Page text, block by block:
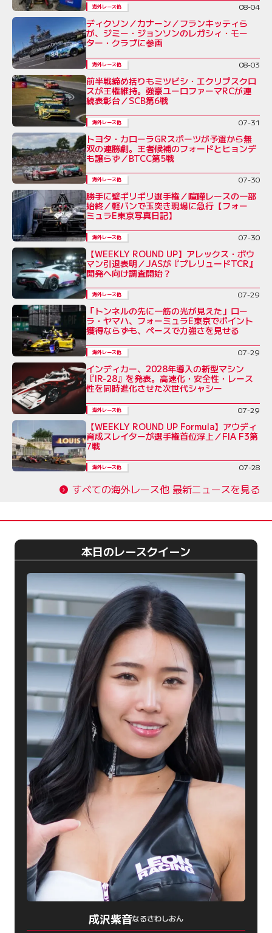
海外レース他 08-04
ディクソン／カナーン／フランキッティら
が、ジミー・ジョンソンのレガシィ・モー
ター・クラブに参画
海外レース他 08-03
前半戦締め括りもミツビシ・エクリプスクロ
スが王権維持。強豪ユーロファーマRCが連
続表彰台／SCB第6戦
海外レース他 07-31
トヨタ・カローラGRスポーツが予選から無
双の連勝劇。王者候補のフォードとヒョンデ
も譲らず／BTCC第5戦
海外レース他 07-30
勝手に壁ギリギリ選手権／喧嘩レースの一部
始終／軽バンで玉突き現場に急行【フォー
ミュラE東京写真日記】
海外レース他 07-30
【WEEKLY ROUND UP】アレックス・ボウ
マン引退表明／JASが『プレリュードTCR』
開発へ向け調査開始？
海外レース他 07-29
「トンネルの先に一筋の光が見えた」ロー
ラ・ヤマハ、フォーミュラE東京でポイント
獲得ならずも、ペースで力強さを見せる
海外レース他 07-29
インディカー、2028年導入の新型マシン
『IR-28』を発表。高速化・安全性・レース
性を同時進化させた次世代シャシー
海外レース他 07-29
【WEEKLY ROUND UP Formula】アウディ
育成スレイターが選手権首位浮上／FIA F3第
7戦
海外レース他 07-28
すべての海外レース他 最新ニュースを見る
本日のレースクイーン
成沢紫音なるさわしおん